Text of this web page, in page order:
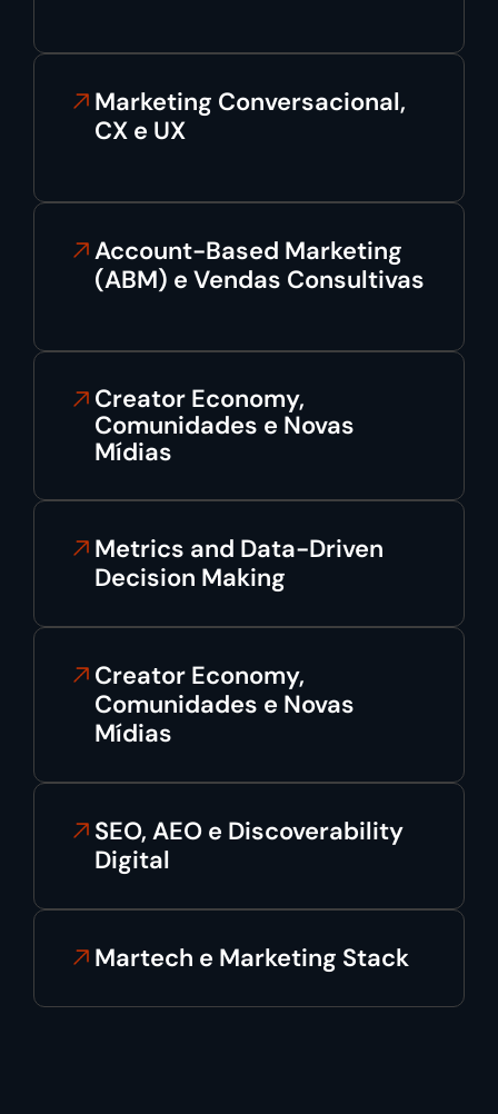
Marketing Conversacional,
CX e UX
Account-Based Marketing
(ABM) e Vendas Consultivas
Creator Economy,
Comunidades e Novas
Mídias
Metrics and Data-Driven
Decision Making
Creator Economy,
Comunidades e Novas
Mídias
SEO, AEO e Discoverability
Digital
Martech e Marketing Stack